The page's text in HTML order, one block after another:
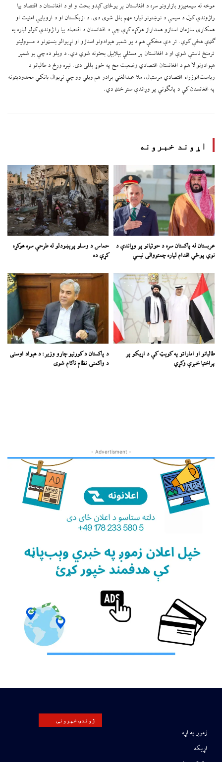
موخه له سیمه‌ییزو بازارونو سره د افغانستان پر یوځای کېدو بحث و او د افغانستان د اقتصاد بیا
راژوندي کول د سیمې د نوښتونو لپاره مهم بلل شوی دی. د ازبکستان او د اروپایي امنیت او
همکارۍ سازمان استازو همداراز هوکړه کړې چې د افغانستان د اقتصاد بیا را ژوندي کولو لپاره به
ګډې هڅې کوي. تر دې مخکې هم د یو شمېر هېوادونو استازو او نړیوالو بنسټونو د مسوولینو
ترمنځ ناستې شوې او د افغانستان پر مسئلې بېلابېل بحثونه شوي دي. د ویلو ده چې یو شمېر
هېوادونو لا هم د افغانستان اقتصادي وضعیت مخ په ځوړ بللی دی. تېره ورځ د طالبانو د
ریاست‌الوزراء اقتصادي مرستیال، ملا عبدالغني برادر هم ویلي وو چې نړیوال بانکي محدودیتونه
په افغانستان کې د پانګونې پر وړاندې ستر خنډ دي.
اړوند خبرونه
عربستان له پاکستان سره د حوثیانو پر وړاندې د
نوي پوځي اقدام لپاره چمتووالی نیسي
حماس د وسلو پرېښودلو له طرحې سره هوکړه
کړې ده
طالبانو او اماراتو په کوېټ کې د اړیکو پر
پراختیا خبرې وکړي
د پاکستان د کورنیو چارو وزیر: د هېواد اوسنی
د واکمنۍ نظام ناکام شوی
- Advertisment -
ژوندۍ خپرونې
زموږ په اړه
اړیکه